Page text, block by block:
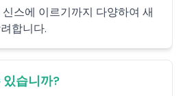
스에 이르기까지 다양하여 새
합니다.
있습니까?